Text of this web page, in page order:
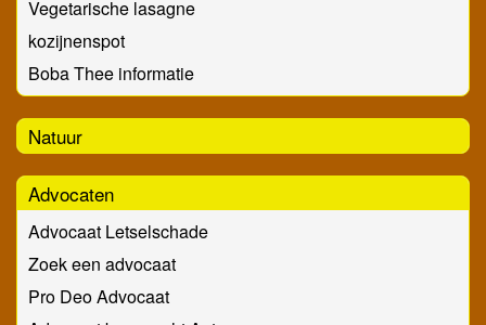
Vegetarische lasagne
kozijnenspot
Boba Thee informatie
Natuur
Advocaten
Advocaat Letselschade
Zoek een advocaat
Pro Deo Advocaat